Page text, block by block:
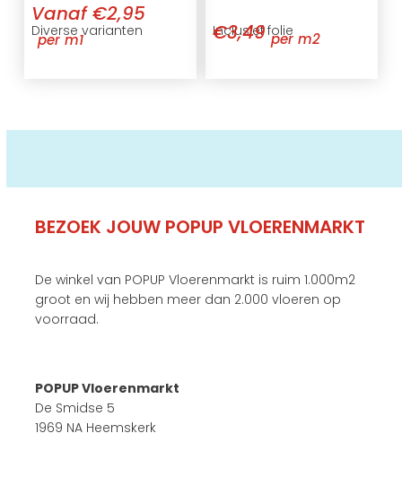
Diverse varianten
Vanaf €2,95
per m1
Inclusief folie
€3,49 per m2
BEZOEK JOUW POPUP VLOERENMARKT
De winkel van POPUP Vloerenmarkt is ruim 1.000m2
groot en wij hebben meer dan 2.000 vloeren op
voorraad.
POPUP Vloerenmarkt
De Smidse 5
1969 NA Heemskerk